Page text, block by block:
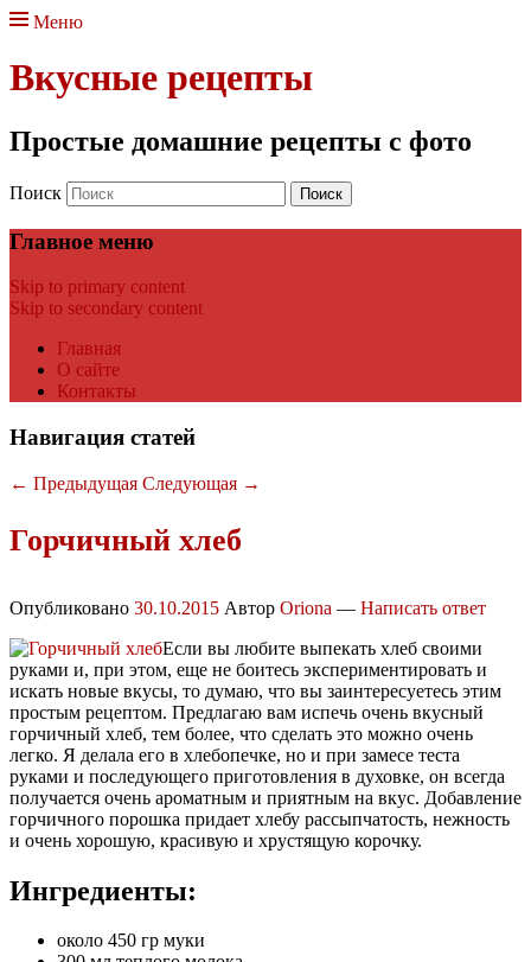
Меню
Вкусные рецепты
Простые домашние рецепты с фото
Поиск
Главное меню
Skip to primary content
Skip to secondary content
Главная
О сайте
Контакты
Навигация статей
← Предыдущая Следующая →
Горчичный хлеб
Опубликовано 30.10.2015 Автор Oriona — Написать ответ
Если вы любите выпекать хлеб своими
руками и, при этом, еще не боитесь экспериментировать и
искать новые вкусы, то думаю, что вы заинтересуетесь этим
простым рецептом. Предлагаю вам испечь очень вкусный
горчичный хлеб, тем более, что сделать это можно очень
легко. Я делала его в хлебопечке, но и при замесе теста
руками и последующего приготовления в духовке, он всегда
получается очень ароматным и приятным на вкус. Добавление
горчичного порошка придает хлебу рассыпчатость, нежность
и очень хорошую, красивую и хрустящую корочку.
Ингредиенты:
около 450 гр муки